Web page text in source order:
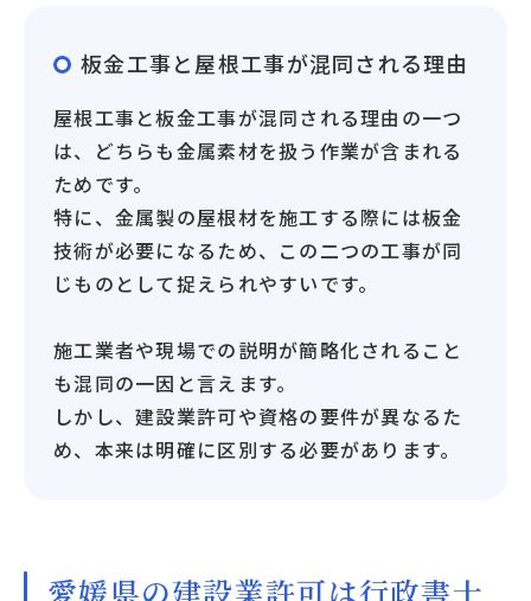
板金工事と屋根工事が混同される理由
屋根工事と板金工事が混同される理由の一つ
は、どちらも金属素材を扱う作業が含まれる
ためです。
特に、金属製の屋根材を施工する際には板金
技術が必要になるため、この二つの工事が同
じものとして捉えられやすいです。
施工業者や現場での説明が簡略化されること
も混同の一因と言えます。
しかし、建設業許可や資格の要件が異なるた
め、本来は明確に区別する必要があります。
愛媛県の建設業許可は行政書士